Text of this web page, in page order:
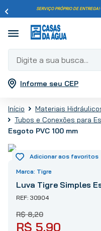
SERVIÇO PRÓPRIO DE ENTREGA!
Digite a sua busca...
Informe seu CEP
Materiais
Tubos e Conexões para
Esgoto PVC 100 mm
Tigre
Luva Tigre Simples
30904
R$ 5,90
R$ 8,20
Termos mais buscados
2
porcelanato
3º
piso
5
º
vaso sanitário
6º
torneira
7º
cimento
8º
chuveiro
9º
telha
10º tinta